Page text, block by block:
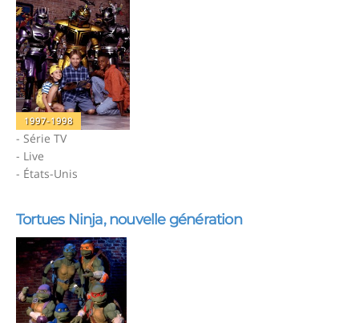
1997-1998
- Série TV
- Live
- États-Unis
Tortues Ninja, nouvelle génération